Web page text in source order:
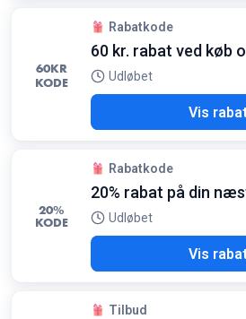
60KR
KODE
Rabatkode
60 kr. rabat ved køb
Udløbet
Vis
20%
KODE
Rabatkode
20% rabat på din
Udløbet
Vis
Tilbud